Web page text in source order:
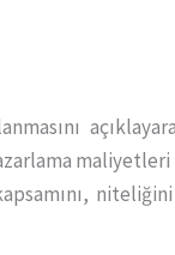
niteliğini